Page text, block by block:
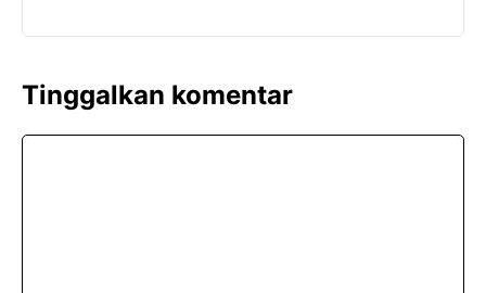
Tinggalkan komentar